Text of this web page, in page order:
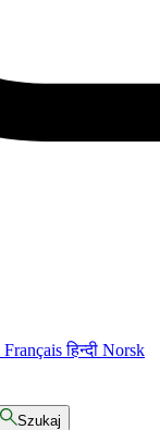
Françaisहिन्दी Norsk
Szukaj